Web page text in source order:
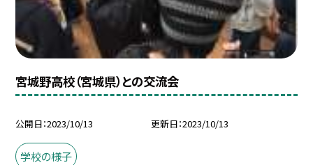
宮城野高校（宮城県）との交流会
公開日 2023/10/13 更新日 2023/10/13
学校の様子